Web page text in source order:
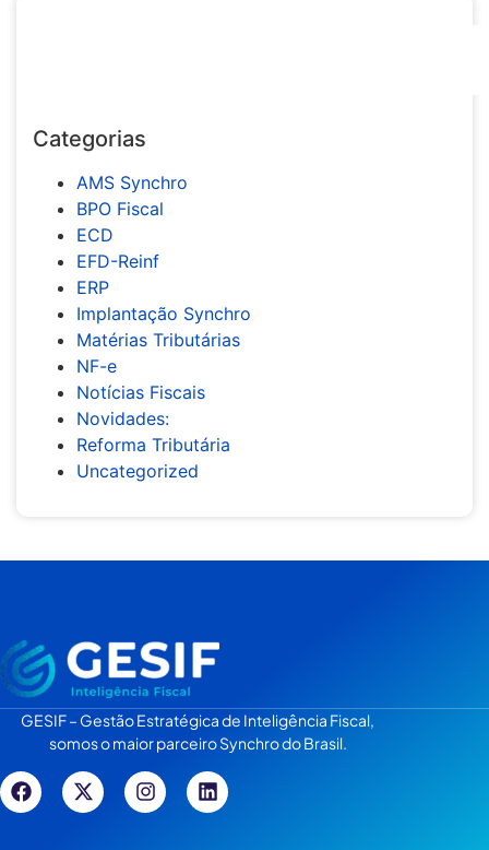
Categorias
AMS Synchro
BPO Fiscal
ECD
EFD-Reinf
ERP
Implantação Synchro
Matérias Tributárias
NF-e
Notícias Fiscais
Novidades:
Reforma Tributária
Uncategorized
GESIF – Gestão Estratégica de Inteligência Fiscal,
somos o maior parceiro Synchro do Brasil.